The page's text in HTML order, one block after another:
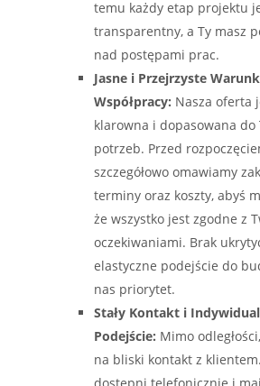
temu każdy etap projektu
transparentny, a Ty masz
nad postępami prac.
Jasne i Przejrzyste
Współpracy: Nasza oferta
klarowna i dopasowana do
potrzeb. Przed
szczegółowo omawiamy
terminy oraz koszty, abyś
że wszystko jest zgodne z
oczekiwaniami. Brak
elastyczne podejście do
nas priorytet.
Stały Kontakt i
Podejście: Mimo
na bliski kontakt z